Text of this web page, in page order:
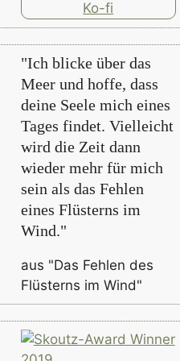
"Ich blicke über das
Meer und hoffe, dass
deine Seele mich eines
Tages findet. Vielleicht
wird die Zeit dann
wieder mehr für mich
sein als das Fehlen
eines Flüsterns im
Wind."
aus "Das Fehlen des
Flüsterns im Wind"